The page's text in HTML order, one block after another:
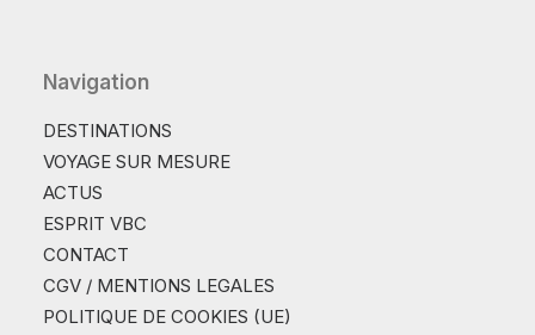
Navigation
DESTINATIONS
VOYAGE SUR MESURE
ACTUS
ESPRIT VBC
CONTACT
CGV / MENTIONS LEGALES
POLITIQUE DE COOKIES (UE)